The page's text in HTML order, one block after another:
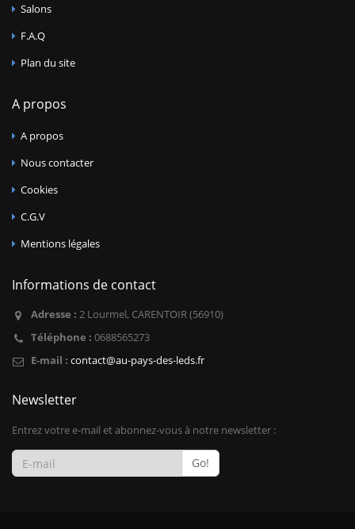
Salons
F.A.Q
Plan du site
A propos
A propos
Nous contacter
Cookies
C.G.V
Mentions légales
Informations de contact
Adresse : 2 Lourmel, CARENTOIR (56910)
Téléphone : 0688565273
E-mail : contact@au-pays-des-leds.fr
Newsletter
Entrez votre e-mail et abonnez-vous à notre newsletter :
Go!